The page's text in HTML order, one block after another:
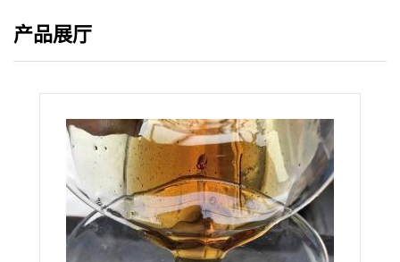
产品展厅